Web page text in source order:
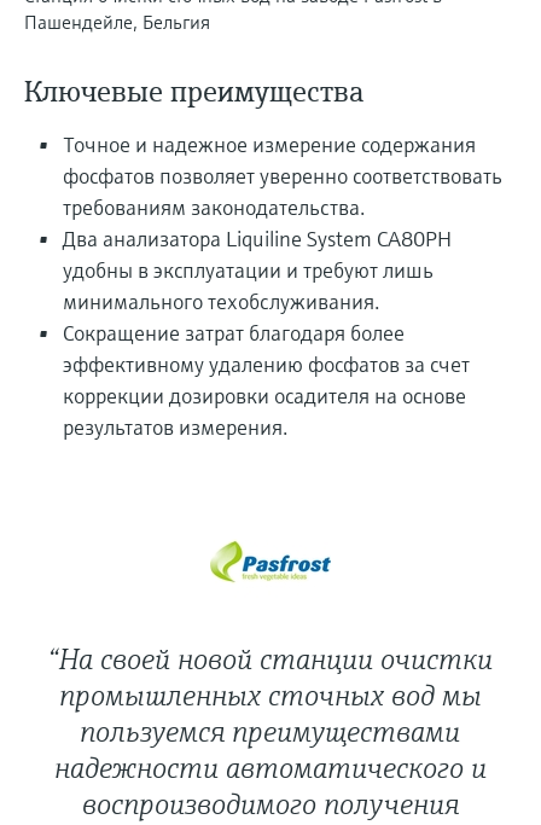
Найти, выбрать и настроить продукты,
Получение информации о
приборе
Введите серийный номер прибора с
заводской таблички Endress+Hauser и
получите доступ к подробной информации
по этому прибору (инструкции по
эксплуатации, техописание, замещающие
продукты и данные о запчастях).
Поиск запасных частей
Найти запасные части по корневому
продукту, коду заказа или серийному
номеру
Level measurement with pressure
Memosens technology
Купить всё
Купить всё
промышленности посредством
Операционная эффективность
производства благодаря
прозрачности технологических
процессов на уровне принятия
решений
Пашендейле, Бельгия
Ключевые преимущества
Точное и надежное измерение содержания
фосфатов позволяет уверенно соответствовать
требованиям законодательства.
Два анализатора Liquiline System CA80PH
удобны в эксплуатации и требуют лишь
минимального техобслуживания.
Сокращение затрат благодаря более
эффективному удалению фосфатов за счет
коррекции дозировки осадителя на основе
результатов измерения.
“На своей новой станции очистки
промышленных сточных вод мы
пользуемся преимуществами
надежности автоматического и
воспроизводимого получения